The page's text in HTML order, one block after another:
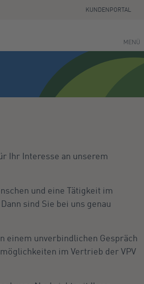
KUNDENPORTAL
MENÜ
Ihr Interesse an unserem
und eine Tätigkeit im
sind Sie bei uns genau
einem unverbindlichen Gespräch
im Vertrieb der VPV